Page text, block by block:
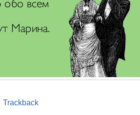
Trackback